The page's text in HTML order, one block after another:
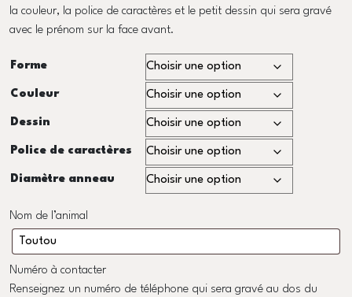
la couleur, la police de caractères et le petit dessin qui sera gravé
avec le prénom sur la face avant.
Forme
Couleur
Dessin
Police de caractères
Diamètre anneau
Nom de l’animal
Numéro à contacter
Renseignez un numéro de téléphone qui sera gravé au dos du